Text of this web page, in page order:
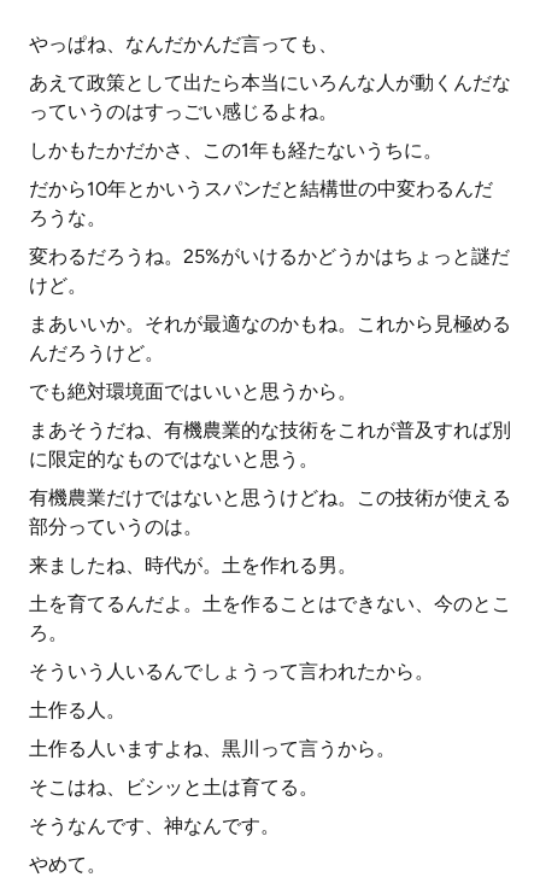
やっぱね、なんだかんだ言っても、
あえて政策として出たら本当にいろんな人が動くんだな
っていうのはすっごい感じるよね。
しかもたかだかさ、この1年も経たないうちに。
だから10年とかいうスパンだと結構世の中変わるんだ
ろうな。
変わるだろうね。25%がいけるかどうかはちょっと謎だ
けど。
まあいいか。それが最適なのかもね。これから見極める
んだろうけど。
でも絶対環境面ではいいと思うから。
まあそうだね、有機農業的な技術をこれが普及すれば別
に限定的なものではないと思う。
有機農業だけではないと思うけどね。この技術が使える
部分っていうのは。
来ましたね、時代が。土を作れる男。
土を育てるんだよ。土を作ることはできない、今のとこ
ろ。
そういう人いるんでしょうって言われたから。
土作る人。
土作る人いますよね、黒川って言うから。
そこはね、ビシッと土は育てる。
そうなんです、神なんです。
やめて。